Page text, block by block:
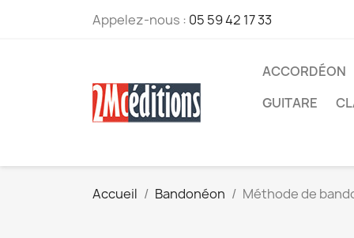
Appelez-nous : 05 59 42 17 33
ACCORDÉON
GUITARE
Accueil Bandonéon Méthode de